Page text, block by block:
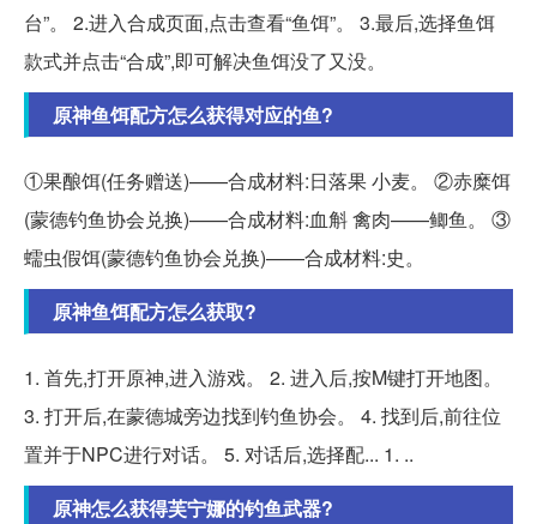
台”。 2.进入合成页面,点击查看“鱼饵”。 3.最后,选择鱼饵
款式并点击“合成”,即可解决鱼饵没了又没。
原神鱼饵配方怎么获得对应的鱼?
①果酿饵(任务赠送)——合成材料:日落果 小麦。 ②赤糜饵
(蒙德钓鱼协会兑换)——合成材料:血斛 禽肉——鲫鱼。 ③
蠕虫假饵(蒙德钓鱼协会兑换)——合成材料:史。
原神鱼饵配方怎么获取?
1. 首先,打开原神,进入游戏。 2. 进入后,按M键打开地图。
3. 打开后,在蒙德城旁边找到钓鱼协会。 4. 找到后,前往位
置并于NPC进行对话。 5. 对话后,选择配... 1. ..
原神怎么获得芙宁娜的钓鱼武器?